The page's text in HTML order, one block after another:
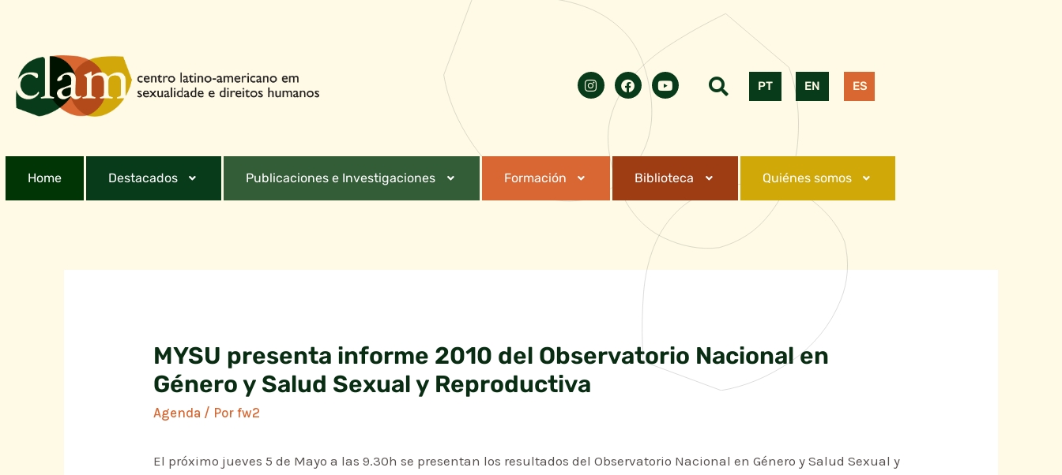
PT EN ES
Home Destacados Publicaciones e Investigaciones Formación Biblioteca Quiénes somos
MYSU presenta informe 2010 del Observatorio Nacional en
Género y Salud Sexual y Reproductiva
Agenda / Porfw2
El próximo jueves 5 de Mayo a las 9.30h se presentan los resultados del Observatorio Nacional en Género y Salud Sexual y